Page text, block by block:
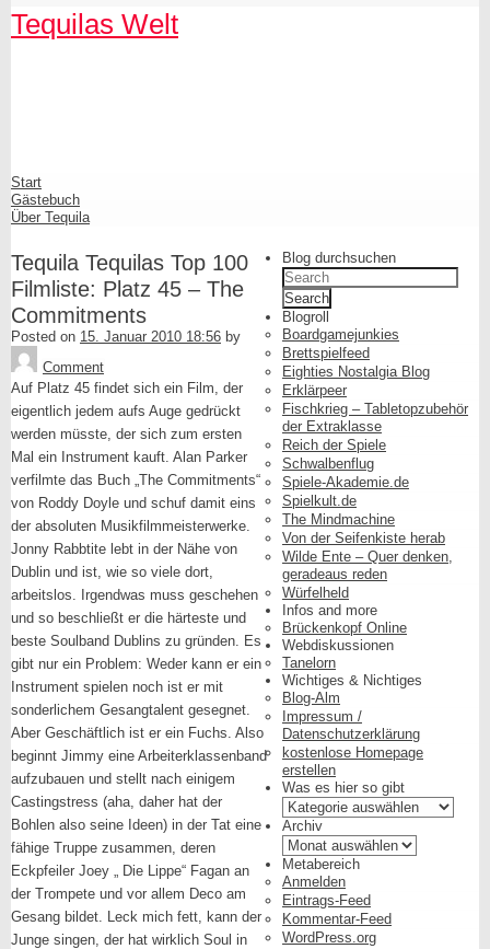
Tequilas Welt
Shrunk
Expand
Primary
Navigation
Start
Gästebuch
Über Tequila
Tequila Tequilas Top 100
Filmliste: Platz 45 – The
Commitments
Posted on 15. Januar 2010 18:56 by
Comment
Auf Platz 45 findet sich ein Film, der
eigentlich jedem aufs Auge gedrückt
werden müsste, der sich zum ersten
Mal ein Instrument kauft. Alan Parker
verfilmte das Buch „The Commitments“
von Roddy Doyle und schuf damit eins
der absoluten Musikfilmmeisterwerke.
Jonny Rabbtite lebt in der Nähe von
Dublin und ist, wie so viele dort,
arbeitslos. Irgendwas muss geschehen
und so beschließt er die härteste und
beste Soulband Dublins zu gründen. Es
gibt nur ein Problem: Weder kann er ein
Instrument spielen noch ist er mit
sonderlichem Gesangtalent gesegnet.
Aber Geschäftlich ist er ein Fuchs. Also
beginnt Jimmy eine Arbeiterklassenband
aufzubauen und stellt nach einigem
Castingstress (aha, daher hat der
Bohlen also seine Ideen) in der Tat eine
fähige Truppe zusammen, deren
Eckpfeiler Joey „ Die Lippe“ Fagan an
der Trompete und vor allem Deco am
Gesang bildet. Leck mich fett, kann der
Junge singen, der hat wirklich Soul in
Blog durchsuchen
Search
for:
Blogroll
Boardgamejunkies
Brettspielfeed
Eighties Nostalgia Blog
Erklärpeer
Fischkrieg – Tabletopzubehör
der Extraklasse
Reich der Spiele
Schwalbenflug
Spiele-Akademie.de
Spielkult.de
The Mindmachine
Von der Seifenkiste herab
Wilde Ente – Quer denken,
geradeaus reden
Würfelheld
Infos and more
Brückenkopf Online
Webdiskussionen
Tanelorn
Wichtiges & Nichtiges
Blog-Alm
Impressum /
Datenschutzerklärung
kostenlose Homepage
erstellen
Was es hier so gibt
Was
es
hier
so
gibt
Archiv
Archiv
Metabereich
Anmelden
Eintrags-Feed
Kommentar-Feed
WordPress.org